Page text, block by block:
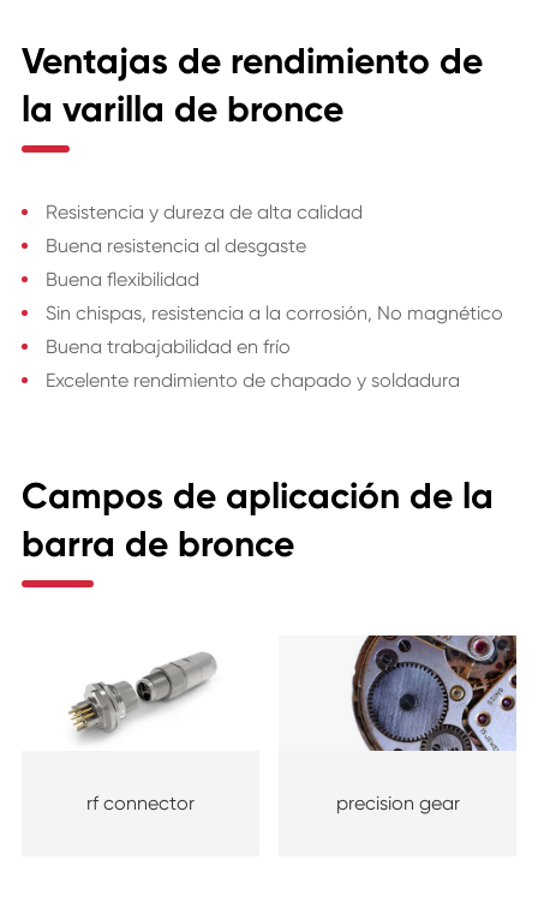
Ventajas de rendimiento de
la varilla de bronce
Resistencia y dureza de alta calidad
Buena resistencia al desgaste
Buena flexibilidad
Sin chispas, resistencia a la corrosión, No magnético
Buena trabajabilidad en frío
Excelente rendimiento de chapado y soldadura
Campos de aplicación de la
barra de bronce
rf connector precision gear